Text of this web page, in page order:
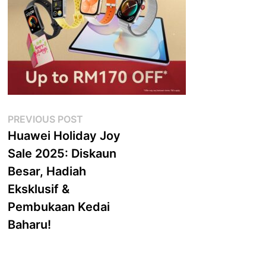
Post
navigation
PREVIOUS POST
post:
Huawei Holiday Joy
Sale 2025: Diskaun
Besar, Hadiah
Eksklusif &
Pembukaan Kedai
Baharu!